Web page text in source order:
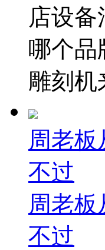
店设
哪个品
雕刻机
周老
不过
周老
不过